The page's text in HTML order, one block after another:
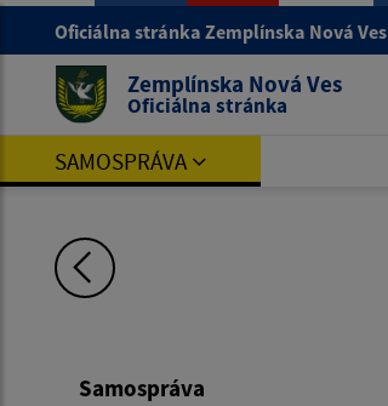
Oficiálna stránka Zemplínska Nová Ves
Zemplínska Nová Ves
Oficiálna stránka
SAMOSPRÁVA
Samospráva